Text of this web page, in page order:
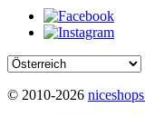
© 2010-2026